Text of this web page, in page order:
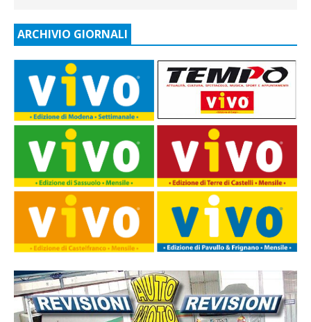
ARCHIVIO GIORNALI